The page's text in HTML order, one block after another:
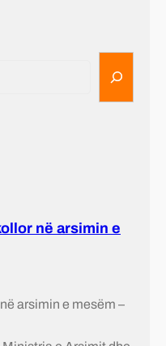
në arsimin e
arsimin e mesëm –